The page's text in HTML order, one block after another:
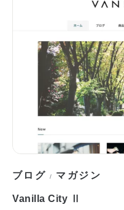
ブログ / マガジン
Vanilla City Ⅱ